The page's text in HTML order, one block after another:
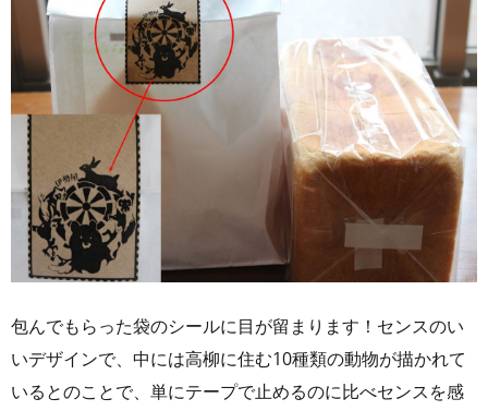
包んでもらった袋のシールに目が留まります！センスのい
いデザインで、中には高柳に住む10種類の動物が描かれて
いるとのことで、単にテープで止めるのに比べセンスを感